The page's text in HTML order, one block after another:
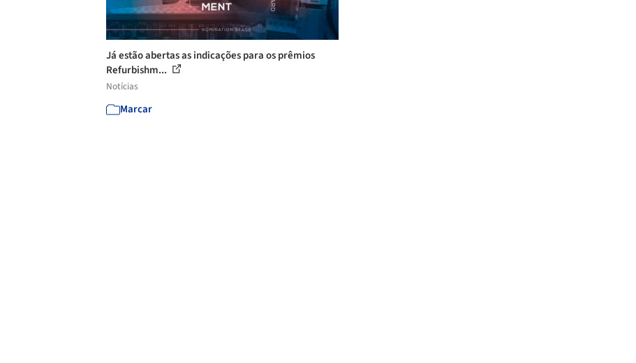
Já estão abertas as indicações para os prêmios
Refurbishm...
Notícias
Marcar